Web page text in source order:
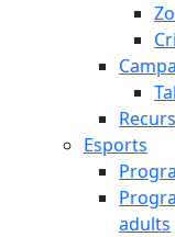
Esports
adults